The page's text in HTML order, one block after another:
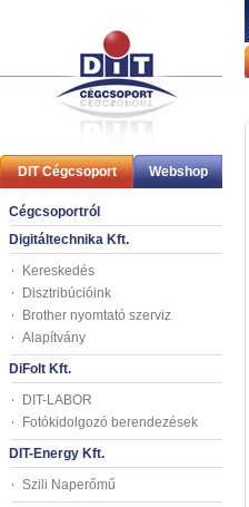
DIT Cégcsoport Webshop
Cégcsoportról
Digitáltechnika Kft.
Kereskedés
Disztribúcióink
Brother nyomtató szerviz
Alapítvány
DiFolt Kft.
DIT-LABOR
Fotókidolgozó berendezések
DIT-Energy Kft.
Szili Naperőmű